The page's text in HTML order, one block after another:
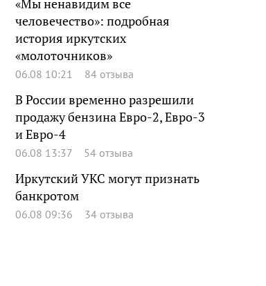
«Мы ненавидим все
человечество»: подробная
история иркутских
«молоточников»
06.08 10:21 84 отзыва
В России временно разрешили
продажу бензина Евро-2, Евро-3
и Евро-4
06.08 13:37 54 отзыва
Иркутский УКС могут признать
банкротом
06.08 09:36 34 отзыва